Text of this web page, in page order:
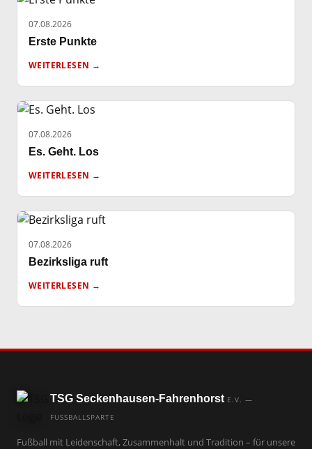
07.08.2026
Erste Punkte
WEITERLESEN →
07.08.2026
Es. Geht. Los
WEITERLESEN →
07.08.2026
Bezirksliga ruft
WEITERLESEN →
TSG Seckenhausen-Fahrenhorst E.V. —
FUSSBALLSPARTE
Fußball mit Leidenschaft, Zusammenhalt und Tradition – für unsere